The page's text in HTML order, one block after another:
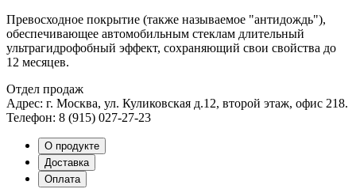
Превосходное покрытие (также называемое "антидождь"),
обеспечивающее автомобильным стеклам длительный
ультрагидрофобный эффект, сохраняющий свои свойства до
12 месяцев.
Отдел продаж
Адрес: г. Москва, ул. Куликовская д.12, второй этаж, офис 218.
Телефон: 8 (915) 027-27-23
О продукте
Доставка
Оплата